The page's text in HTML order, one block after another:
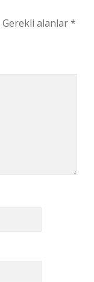
Gerekli alanlar*